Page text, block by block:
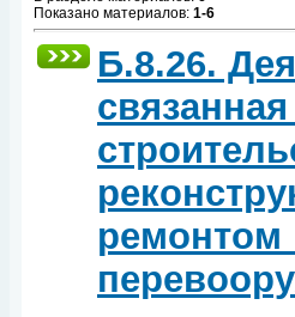
Показано материалов: 1-6
Б.8.26.
ремонтом